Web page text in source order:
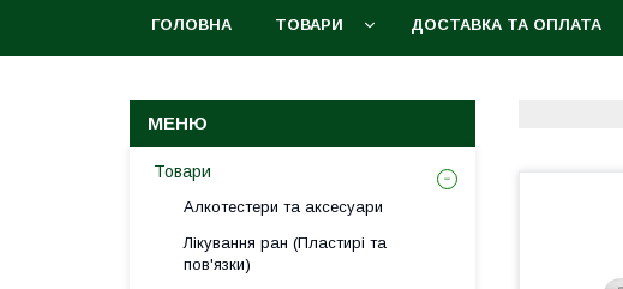
ГОЛОВНА ТОВАРИ ДОСТАВКА ТА ОПЛАТА
Товари
Алкотестери та аксесуари
Лікування ран (Пластирі та
пов'язки)